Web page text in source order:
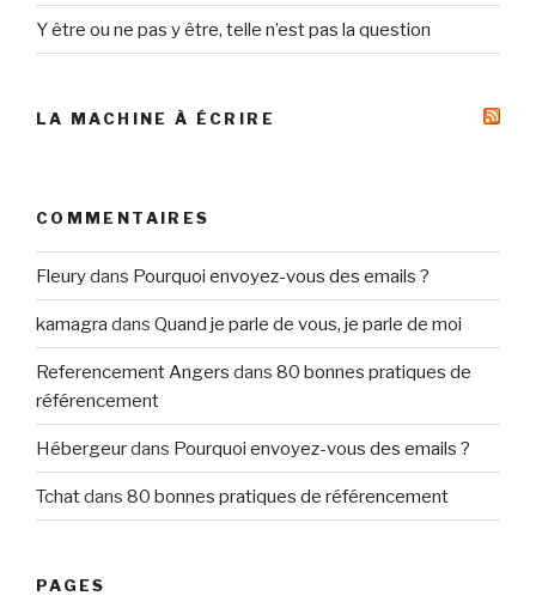
Y être ou ne pas y être, telle n’est pas la question
LA MACHINE À ÉCRIRE
COMMENTAIRES
Fleurydans Pourquoi envoyez-vous des emails ?
kamagra dans Quand je parle de vous, je parle de moi
Referencement Angers dans 80 bonnes pratiques de
référencement
Hébergeurdans Pourquoi envoyez-vous des emails ?
Tchatdans 80 bonnes pratiques de référencement
PAGES